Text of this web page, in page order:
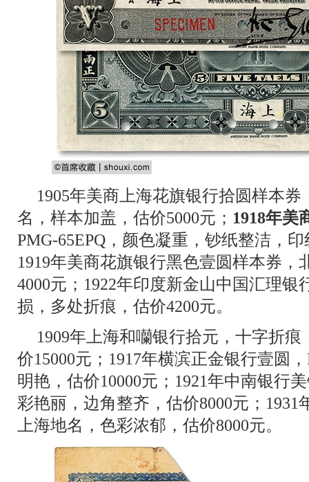
1905年美商上海花旗银行拾圆样本券
名，样本加盖，估价5000元； 1918年美
PMG-65EPQ，颜色凝重，钞纸整洁，
1919年美商花旗银行黑色壹圆样本券，
4000元；1922年印度新金山中国汇理银
损，多处折痕，估价4200元。
1909年上海和囒银行拾元，十字折
价15000元；1917年横滨正金银行壹圆
明艳，估价10000元；1921年中南银行
彩艳丽，边角整齐，估价8000元；
上海地名，色彩浓郁，估价8000元。